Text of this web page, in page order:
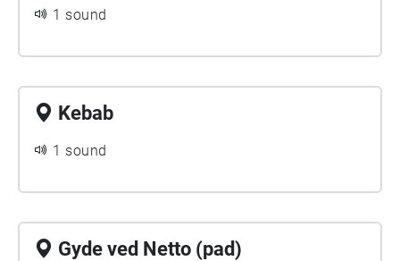
1 sound
Kebab
1 sound
Gyde ved Netto (pad)